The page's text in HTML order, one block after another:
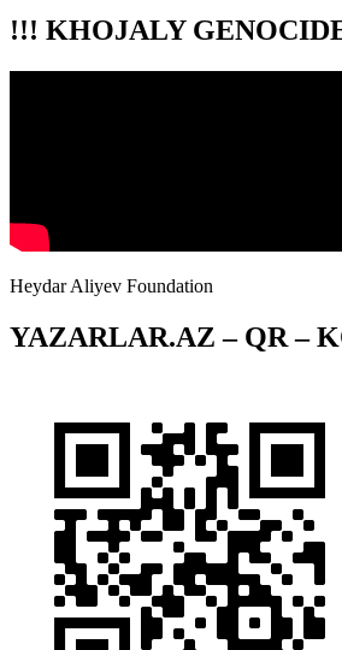
!!! KHOJALY
Heydar Aliyev Foundation
YAZARLAR.AZ – QR –